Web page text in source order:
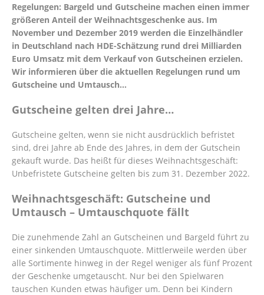
Regelungen: Bargeld und Gutscheine machen einen immer
größeren Anteil der Weihnachtsgeschenke aus. Im
November und Dezember 2019 werden die Einzelhändler
in Deutschland nach HDE-Schätzung rund drei Milliarden
Euro Umsatz mit dem Verkauf von Gutscheinen erzielen.
Wir informieren über die aktuellen Regelungen rund um
Gutscheine und Umtausch…
Gutscheine gelten drei Jahre…
Gutscheine gelten, wenn sie nicht ausdrücklich befristet
sind, drei Jahre ab Ende des Jahres, in dem der Gutschein
gekauft wurde. Das heißt für dieses Weihnachtsgeschäft:
Unbefristete Gutscheine gelten bis zum 31. Dezember 2022.
Weihnachtsgeschäft: Gutscheine und
Umtausch – Umtauschquote fällt
Die zunehmende Zahl an Gutscheinen und Bargeld führt zu
einer sinkenden Umtauschquote. Mittlerweile werden über
alle Sortimente hinweg in der Regel weniger als fünf Prozent
der Geschenke umgetauscht. Nur bei den Spielwaren
tauschen Kunden etwas häufiger um. Denn bei Kindern